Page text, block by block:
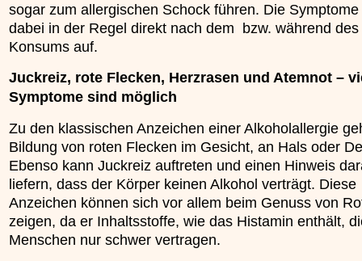
sogar zum allergischen Schock führen. Die
dabei in der Regel direkt nach dem bzw. während des
Konsums auf.
Juckreiz, rote Flecken, Herzrasen und Atemnot –
Symptome sind möglich
Zu den klassischen Anzeichen einer Alkoholallergie
Bildung von roten Flecken im Gesicht, an Hals oder
Ebenso kann Juckreiz auftreten und einen Hinweis
liefern, dass der Körper keinen Alkohol verträgt. Diese
Anzeichen können sich vor allem beim Genuss von
zeigen, da er Inhaltsstoffe, wie das Histamin enthält,
Menschen nur schwer vertragen.